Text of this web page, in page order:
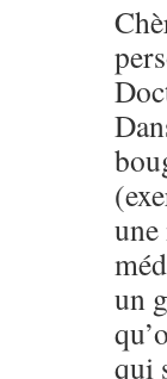
un
qui